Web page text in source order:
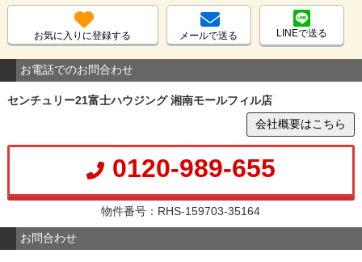
お気に入りに登録する メールで送る LINEで送る
お電話でのお問合わせ
センチュリー21富士ハウジング 湘南モールフィル店
会社概要はこちら
0120-989-655
物件番号：RHS-159703-35164
お問合わせ